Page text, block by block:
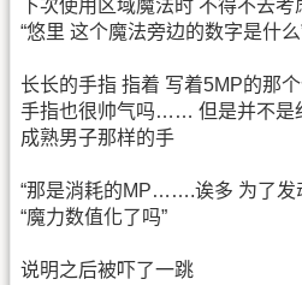
下次使用区域魔法时 不得不去考
“悠里 这个魔法旁边的数字是什么
长长的手指 指着 写着5MP的那
手指也很帅气吗…… 但是并不是
成熟男子那样的手
“那是消耗的MP…….诶多 为了发
“魔力数值化了吗”
说明之后被吓了一跳